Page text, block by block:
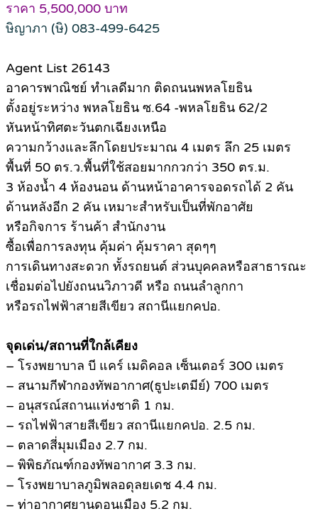
ราคา 5,500,000 บาท
ษิญาภา (ษิ) 083-499-6425
Agent List 26143
อาคารพาณิชย์ ทำเลดีมาก ติดถนนพหลโยธิน
ตั้งอยู่ระหว่าง พหลโยธิน ซ.64 -พหลโยธิน 62/2
หันหน้าทิศตะวันตกเฉียงเหนือ
ความกว้างและลึกโดยประมาณ 4 เมตร ลึก 25 เมตร
พื้นที่ 50 ตร.ว.พื้นที่ใช้สอยมากกวกว่า 350 ตร.ม.
3 ห้องน้ำ 4 ห้องนอน ด้านหน้าอาคารจอดรถได้ 2 คัน
ด้านหลังอีก 2 คัน เหมาะสำหรับเป็นที่พักอาศัย
หรือกิจการ ร้านค้า สำนักงาน
ซื้อเพื่อการลงทุน คุ้มค่า คุ้มราคา สุดๆๆ
การเดินทางสะดวก ทั้งรถยนต์ ส่วนบุคคลหรือสาธารณะ
เชื่อมต่อไปยังถนนวิภาวดี หรือ ถนนลำลูกกา
หรือรถไฟฟ้าสายสีเขียว สถานีแยกคปอ.
จุดเด่น/สถานที่ใกล้เคียง
– โรงพยาบาล บี แคร์ เมดิคอล เซ็นเตอร์ 300 เมตร
– สนามกีฬากองทัพอากาศ(ธูปะเตมีย์) 700 เมตร
– อนุสรณ์สถานแห่งชาติ 1 กม.
– รถไฟฟ้าสายสีเขียว สถานีแยกคปอ. 2.5 กม.
– ตลาดสี่มุมเมือง 2.7 กม.
– พิพิธภัณฑ์กองทัพอากาศ 3.3 กม.
– โรงพยาบาลภูมิพลอดุลยเดช 4.4 กม.
– ท่าอากาศยานดอนเมือง 5.2 กม.